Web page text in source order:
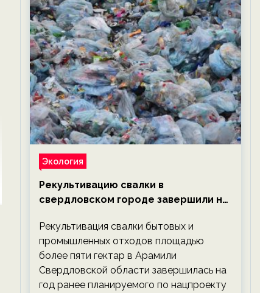
Экология
Рекультивацию свалки в
свердловском городе завершили на
новости экологии на ECOportal
Рекультивация свалки бытовых и
промышленных отходов площадью
более пяти гектар в Арамили
Свердловской области завершилась на
год ранее планируемого по нацпроекту